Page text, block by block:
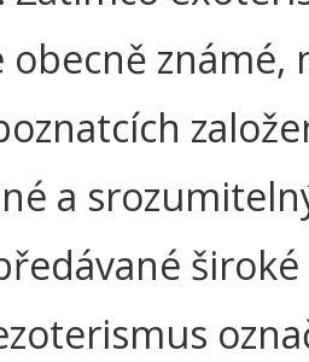
známé,
a
široké